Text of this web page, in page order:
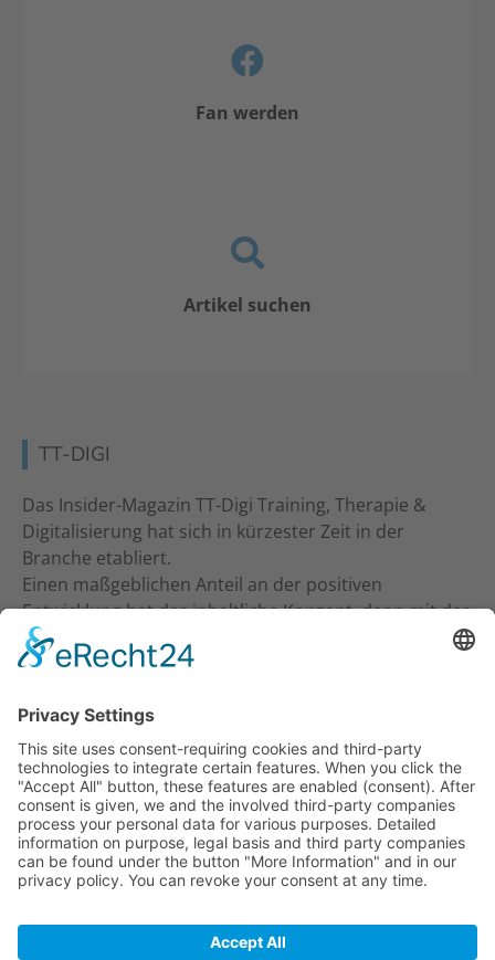
Fan werden
Artikel suchen
TT-DIGI
Das Insider-Magazin TT-Digi Training, Therapie &
Digitalisierung hat sich in kürzester Zeit in der
Branche etabliert.
Einen maßgeblichen Anteil an der positiven
Entwicklung hat das inhaltliche Konzept, denn mit der
inhaltlichen Ansprache an Studio-Inhaber, Trainer &
Therapeuten wurde ein neuer Standard gesetzt. Ein
KONTAKT
Verlag für Prävention & Gesundheit GmbH
Waldseestraße 27
77731 Willstätt
Telefon: 07852 / 93 55 196
E-Mail:info@tt-digi.de